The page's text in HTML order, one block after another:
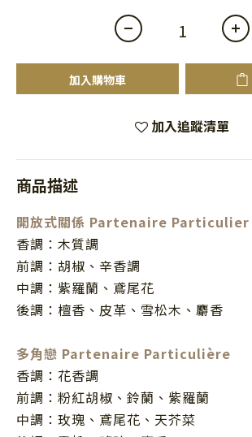
加入購物車
加入追蹤清單
商品描述
開放式關係 Partenaire Particulier
香調：木質調
前調：胡椒、辛香調
中調：紫羅蘭、鳶尾花
後調：檀香、皮革、雪松木、麝香
多角戀 Partenaire Particulière
香調：花香調
前調：粉紅胡椒、鈴蘭、紫羅蘭
中調：玫瑰、鳶尾花、天芥菜